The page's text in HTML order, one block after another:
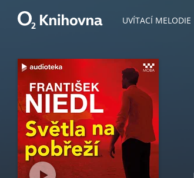
UVÍTACÍ MELODIE